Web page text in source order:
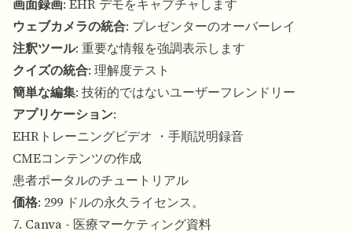
画面録画: EHR デモをキャプチャします
ウェブカメラの統合: プレゼンターのオーバーレイ
注釈ツール: 重要な情報を強調表示します
クイズの統合: 理解度テスト
簡単な編集: 技術的ではないユーザーフレンドリー
アプリケーション:
EHRトレーニングビデオ ・手順説明録音
CMEコンテンツの作成
患者ポータルのチュートリアル
価格: 299 ドルの永久ライセンス。
7. Canva - 医療マーケティング資料